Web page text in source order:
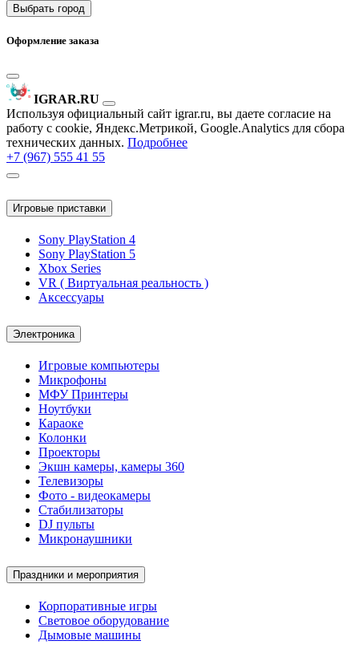
Выбрать город
Оформление заказа
IGRAR.RU
Используя официальный сайт igrar.ru, вы даете согласие на
работу с cookie, Яндекс.Метрикой, Google.Analytics для сбора
технических данных. Подробнее
+7 (967) 555 41 55
Игровые приставки
Sony PlayStation 4
Sony PlayStation 5
Xbox Series
VR ( Виртуальная реальность )
Аксессуары
Электроника
Игровые компьютеры
Микрофоны
МФУ Принтеры
Ноутбуки
Караоке
Колонки
Проекторы
Экшн камеры, камеры 360
Телевизоры
Фото - видеокамеры
Стабилизаторы
DJ пульты
Микронаушники
Праздники и мероприятия
Корпоративные игры
Световое оборудование
Дымовые машины